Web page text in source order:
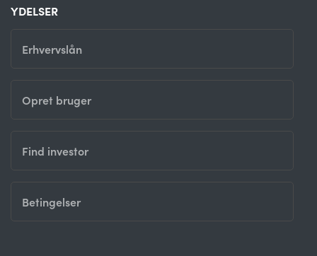
YDELSER
Erhvervslån
Opret bruger
Find investor
Betingelser